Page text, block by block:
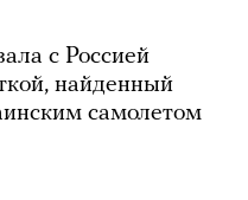
с Россией
найденный
самолетом